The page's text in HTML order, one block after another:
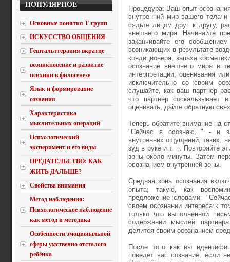
ПОПУЛЯРНОЕ
Основные понятия Т-групп
ИСКУССТВО ОБЩЕНИЯ
Гештальттерапия вкратце
возникновение и развитие
психики в филогенезе
Язык и формирование
сознания
Характеристика
мыслительных операций
Психологический
эксперимент и его виды
ПРЕДАТЕЛЬСТВО: КАК
ЖИТЬ ДАЛЬШЕ?
Свойства внимания
Метод наблюдения:
Психологическое наблюдение
как метод и методика
Особенности эмоциональной
сферы умственно отсталого
ребёнка
Процедура: Ваш опыт
внутренний мир вашего тела
сядьте лицом друг к другу,
внешнего мира. Начинайте
заканчивайте его
возникающих в результате
кондиционера, запаха
осознание внешнего мира в
интерпретации, оценивания
исключительно со своим
слушайте, как ваш партнер
что партнер соскальзывает
оценивать, дайте обратную
Теперь обратите внимание на
"Сейчас я осознаю..." - и
внутренних ощущений, таких,
зуд в руке и т. п. Повторяйте
зоны около минуты. Затем
осознанием внутренней зоны.
Средняя зона осознания
опыта, такую, как
предложение словами:
своем осознании интереса к
только что выполненной
содержании мыслей
делится своим осознанием
После того как вы
поведет вас сознание, если